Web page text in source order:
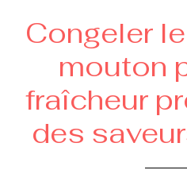
Congeler
mouton
fraîcheur
des